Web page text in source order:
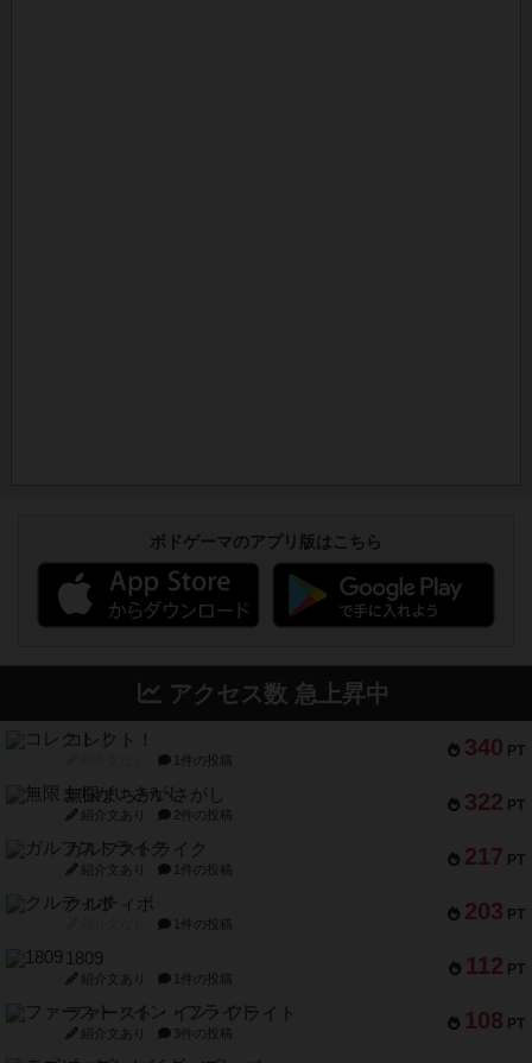
ボドゲーマのアプリ版はこちら
アクセス数 急上昇中
340 PT
コレクト！
1件の投稿
322 PT
無限まちがいさがし
紹介文あり 2件の投稿
217 PT
ガルフストライク
紹介文あり 1件の投稿
203 PT
クルティボ
1件の投稿
112 PT
1809
紹介文あり 1件の投稿
108 PT
ファースト・イン・フライト
紹介文あり 3件の投稿